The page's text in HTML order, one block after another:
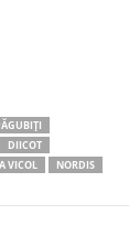
DIICOT
VICOL
NORDIS